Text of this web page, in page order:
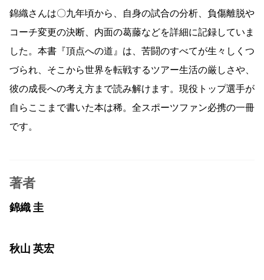
錦織さんは〇九年頃から、自身の試合の分析、負傷離脱や
コーチ変更の決断、内面の葛藤などを詳細に記録していま
した。本書『頂点への道』は、苦闘のすべてが生々しくつ
づられ、そこから世界を転戦するツアー生活の厳しさや、
彼の成長への考え方まで読み解けます。現役トップ選手が
自らここまで書いた本は稀。全スポーツファン必携の一冊
です。
著者
錦織 圭
秋山 英宏